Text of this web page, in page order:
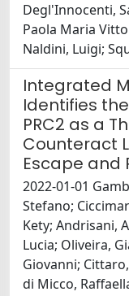
Degl'Innocenti,
Paola Maria
Naldini, Luigi;
Integrated
Identifies
PRC2 as a
Counteract
Escape and
2022-01-01
Stefano;
Kety; Andrisani,
Lucia; Oliveira,
Giovanni;
di Micco,